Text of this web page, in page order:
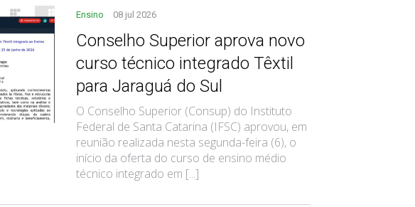
Ensino 08 jul 2026
Conselho Superior aprova novo
curso técnico integrado Têxtil
para Jaraguá do Sul
O Conselho Superior (Consup) do Instituto
Federal de Santa Catarina (IFSC) aprovou, em
reunião realizada nesta segunda-feira (6), o
início da oferta do curso de ensino médio
técnico integrado em [...]